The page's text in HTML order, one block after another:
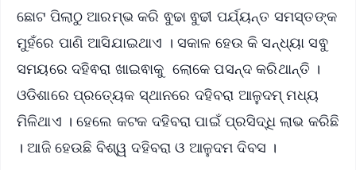
ଛୋଟ ପିଲାଠୁ ଆରମ୍ଭ କରି ଵୁଢା ଵୁଢୀ ପର୍ଯ୍ୟନ୍ତ ସମସ୍ତଙ୍କ
ମୁହଁରେ ପାଣି ଆସିଯାଇଥାଏ । ସକାଳ ହେଉ କି ସନ୍ଧ୍ୟା ସଵୁ
ସମୟରେ ଦହିଵରା ଖାଇଵାକୁ ଲୋକେ ପସନ୍ଦ କରିଥାନ୍ତି ।
ଓଡିଶାରେ ପ୍ରତ୍ୟେକ ସ୍ଥାନରେ ଦହିବରା ଆଳୁଦମ୍ ମଧ୍ୟ
ମିଳିଥାଏ । ହେଲେ କଟକ ଦହିବରା ପାଇଁ ପ୍ରସିଦ୍ଧି ଲାଭ କରିଛି
। ଆଜି ହେଉଛି ବିଶ୍ୱ ଦହିବରା ଓ ଆଳୁଦମ ଦିବସ ।